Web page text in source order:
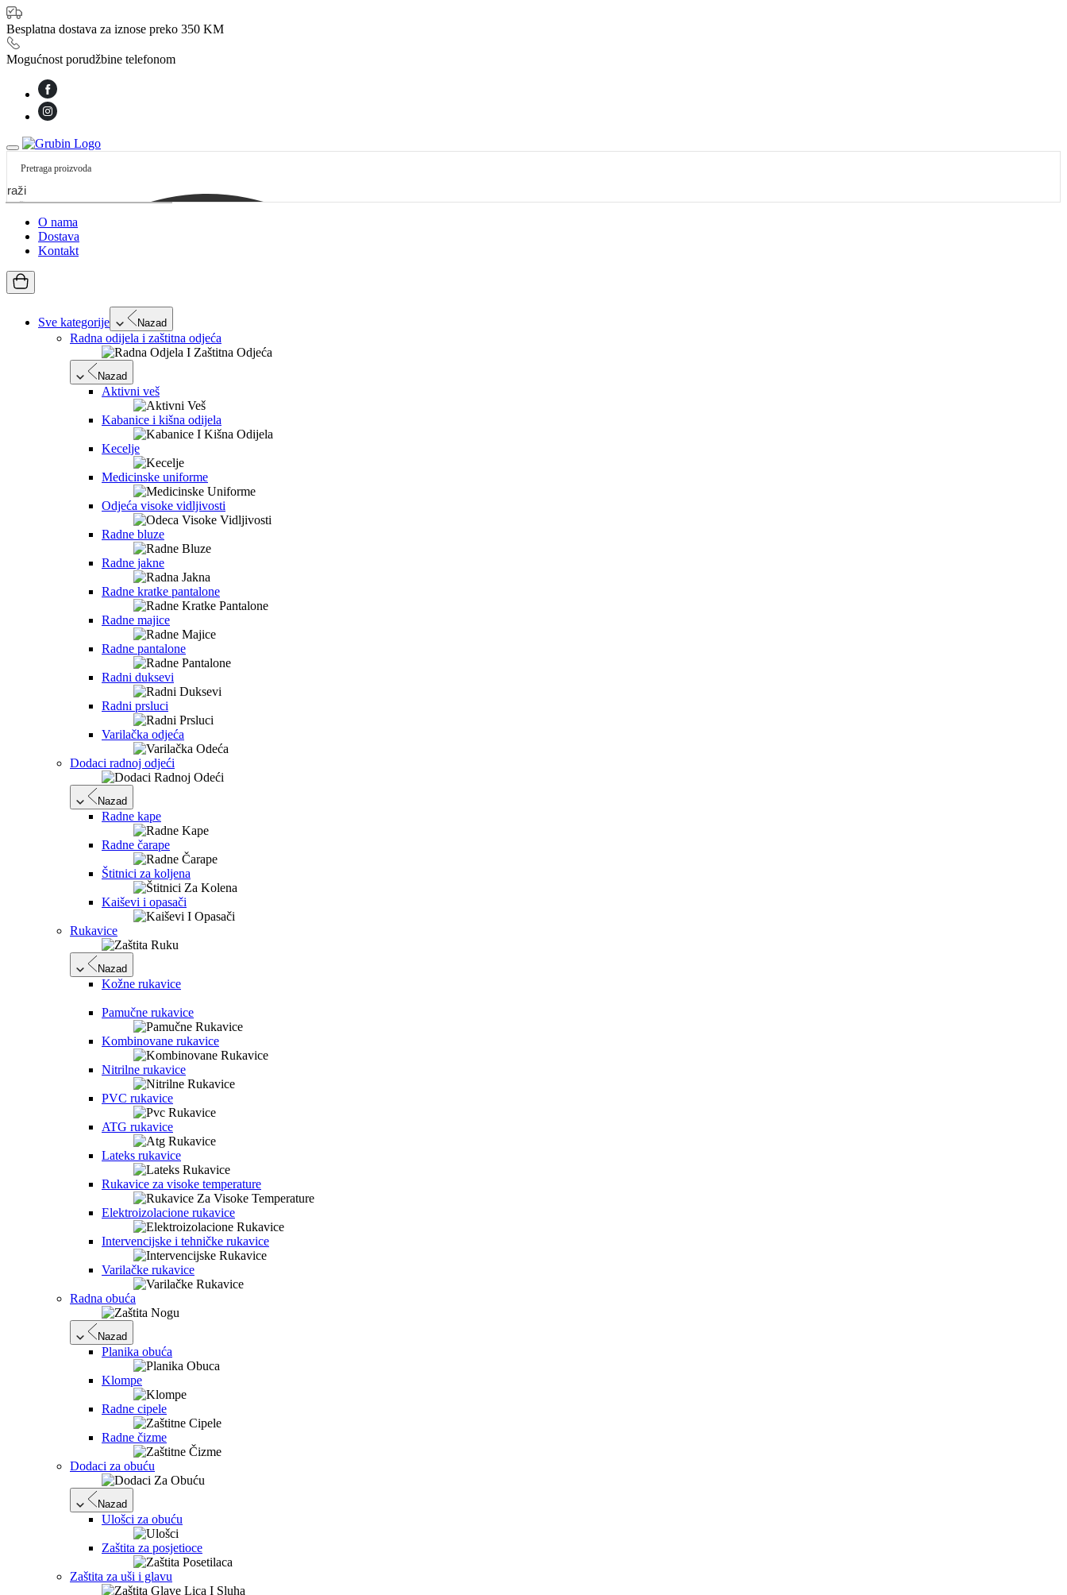
Besplatna dostava za iznose preko 350 KM
Mogućnost porudžbine telefonom
O nama
Dostava
Kontakt
Sve kategorije Nazad
Radna odijela i zaštitna odjeća
Nazad
Aktivni veš
Kabanice i kišna odijela
Kecelje
Medicinske uniforme
Odjeća visoke vidljivosti
Radne bluze
Radne jakne
Radne kratke pantalone
Radne majice
Radne pantalone
Radni duksevi
Radni prsluci
Varilačka odjeća
Dodaci radnoj odjeći
Nazad
Radne kape
Radne čarape
Štitnici za koljena
Kaiševi i opasači
Rukavice
Nazad
Kožne rukavice
Pamučne rukavice
Kombinovane rukavice
Nitrilne rukavice
PVC rukavice
ATG rukavice
Lateks rukavice
Rukavice za visoke temperature
Elektroizolacione rukavice
Intervencijske i tehničke rukavice
Varilačke rukavice
Radna obuća
Nazad
Planika obuća
Klompe
Radne cipele
Radne čizme
Dodaci za obuću
Nazad
Ulošci za obuću
Zaštita za posjetioce
Zaštita za uši i glavu